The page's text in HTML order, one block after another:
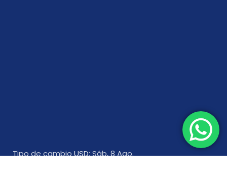
Tipo de cambioUSD: Sáb, 8 Ago.